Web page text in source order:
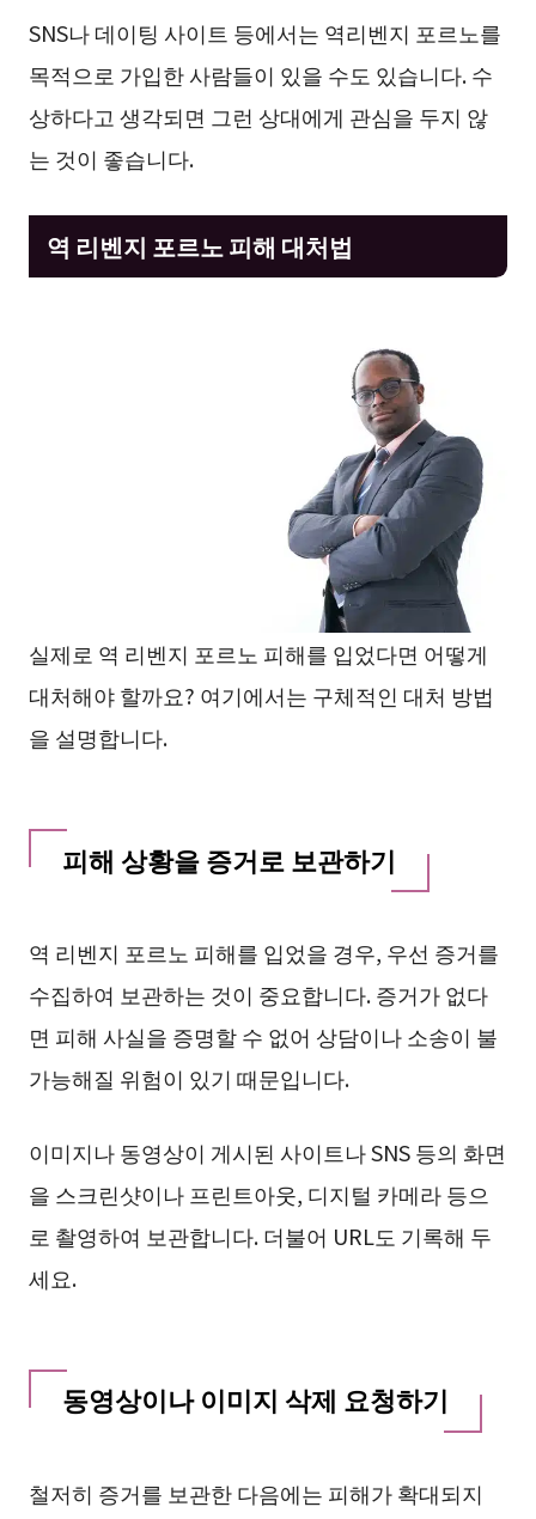
SNS나 데이팅 사이트 등에서는 역리벤지 포르노를
목적으로 가입한 사람들이 있을 수도 있습니다. 수
상하다고 생각되면 그런 상대에게 관심을 두지 않
는 것이 좋습니다.
역 리벤지 포르노 피해 대처법
실제로 역 리벤지 포르노 피해를 입었다면 어떻게
대처해야 할까요? 여기에서는 구체적인 대처 방법
을 설명합니다.
피해 상황을 증거로 보관하기
역 리벤지 포르노 피해를 입었을 경우, 우선 증거를
수집하여 보관하는 것이 중요합니다. 증거가 없다
면 피해 사실을 증명할 수 없어 상담이나 소송이 불
가능해질 위험이 있기 때문입니다.
이미지나 동영상이 게시된 사이트나 SNS 등의 화면
을 스크린샷이나 프린트아웃, 디지털 카메라 등으
로 촬영하여 보관합니다. 더불어 URL도 기록해 두
세요.
동영상이나 이미지 삭제 요청하기
철저히 증거를 보관한 다음에는 피해가 확대되지